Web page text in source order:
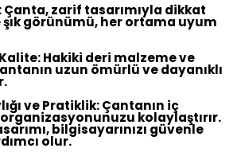
Çanta, zarif tasarımıyla dikkat
şık görünümü, her ortama uyum
Hakiki deri malzeme ve
uzun ömürlü ve dayanıklı
ve Pratiklik:Çantanın iç
kolaylaştırır.
bilgisayarınızı güvenle
olur.